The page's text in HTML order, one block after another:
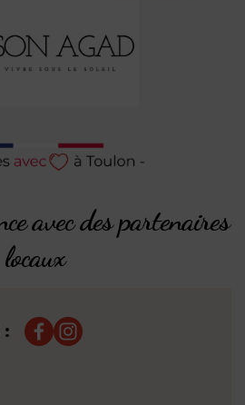
avec des partenaires
locaux
: